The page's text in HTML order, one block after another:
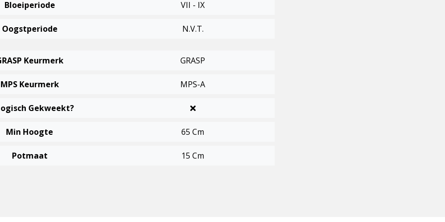
Bloeiperiode VII - IX
Oogstperiode N.v.t.
Keurmerk GRASP
MPS Keurmerk MPS-A
Gekweekt?
Min Hoogte 65 Cm
Potmaat 15 Cm